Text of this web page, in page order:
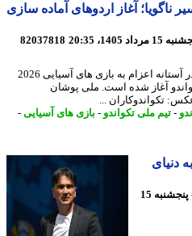
آغاز اردوهای آماده سازی
82037818
اردوهای آماده سازی تیم ملی تکواندو در آستانه اعزام به بازی های آسیایی 2026
آغاز شده است. ملی پوشان
...
تیم ملی تکواندو-بازی های آسیایی-
1 ساعت پیش - پنجشنبه 15